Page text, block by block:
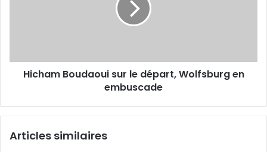
Hicham Boudaoui sur le départ, Wolfsburg en
embuscade
Articles similaires